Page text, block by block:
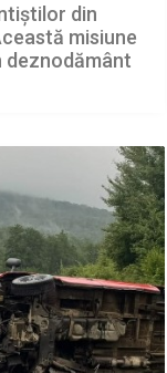
din
misiune
deznodământ